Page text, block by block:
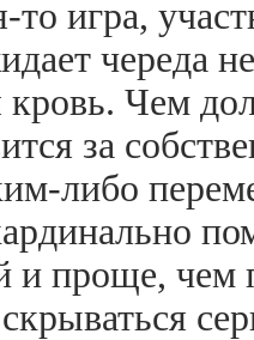
то игра,
череда
кровь. Чем
за
либо
и проще, чем